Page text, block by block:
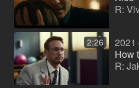
R:
2:26
2021
How
R: